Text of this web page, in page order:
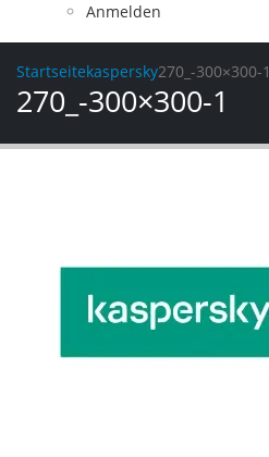
Anmelden
Startseitekaspersky270_-300×300-1
270_-300×300-1